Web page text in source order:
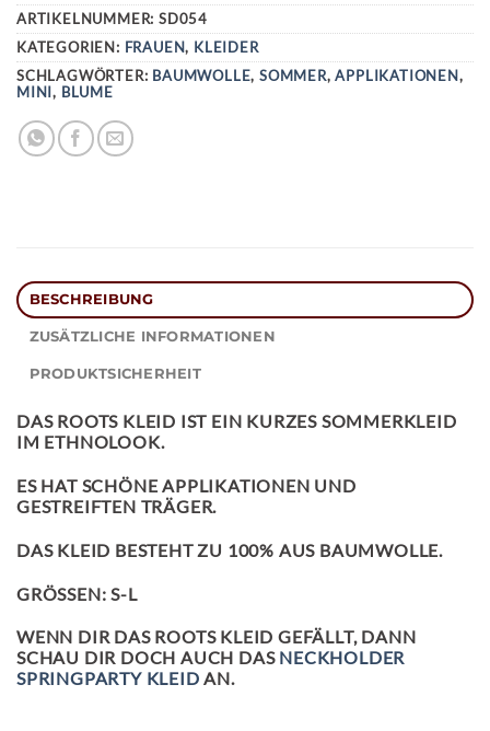
ARTIKELNUMMER:SD054
KATEGORIEN: FRAUEN, KLEIDER
SCHLAGWÖRTER: BAUMWOLLE,SOMMER,APPLIKATIONEN,
MINI, BLUME
BESCHREIBUNG
ZUSÄTZLICHE INFORMATIONEN
PRODUKTSICHERHEIT
DAS ROOTS KLEID IST EIN KURZES SOMMERKLEID
IM ETHNOLOOK.
ES HAT SCHÖNE APPLIKATIONEN UND
GESTREIFTEN TRÄGER.
DAS KLEID BESTEHT ZU 100% AUS BAUMWOLLE.
GRÖSSEN: S-L
WENN DIR DAS ROOTS KLEID GEFÄLLT, DANN
SCHAU DIR DOCH AUCH DAS NECKHOLDER
SPRINGPARTY KLEID AN.